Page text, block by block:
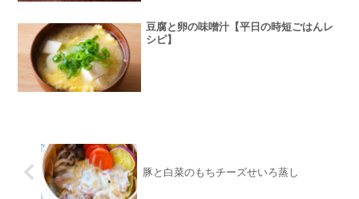
豆腐と卵の味噌汁【平日の時短ごはんレ
シピ】
豚と白菜のもちチーズせいろ蒸し